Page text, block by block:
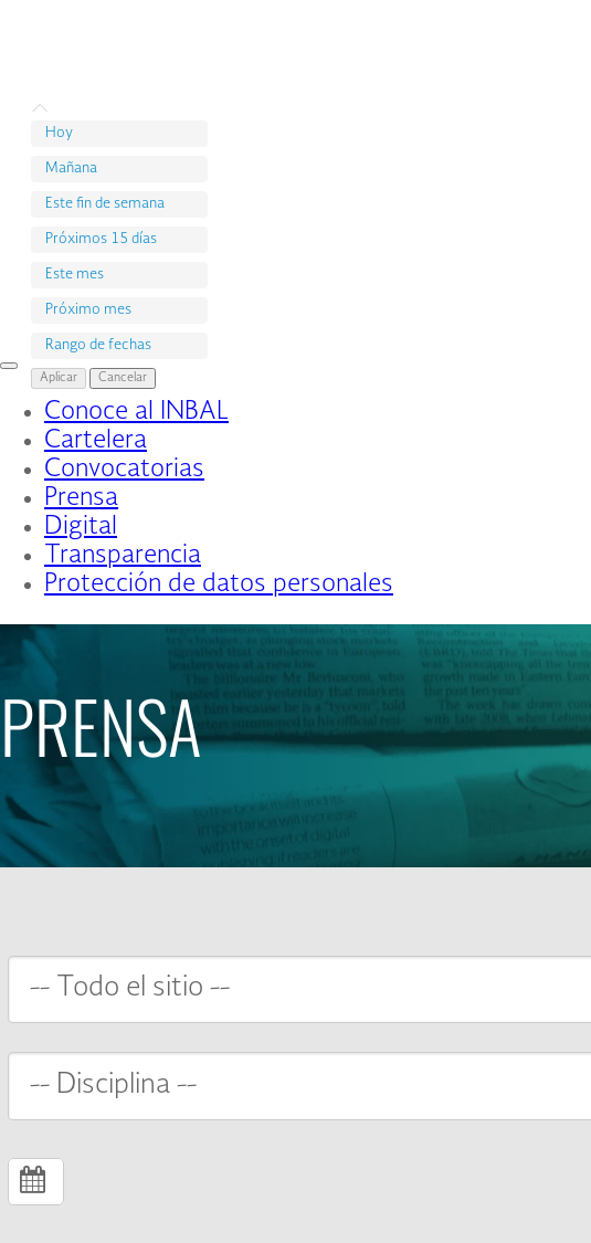
Interruptor
de
Navegación
Conoce al INBAL
Cartelera
Convocatorias
Prensa
Digital
Transparencia
Protección de datos personales
PRENSA
Hoy
Mañana
Este fin de semana
Próximos 15 días
Este mes
Próximo mes
Rango de fechas
Aplicar Cancelar